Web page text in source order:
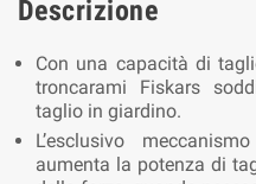
Descrizione
Con una capacità di
troncarami Fiskars
taglio in giardino.
L’esclusivo
aumenta la potenza di